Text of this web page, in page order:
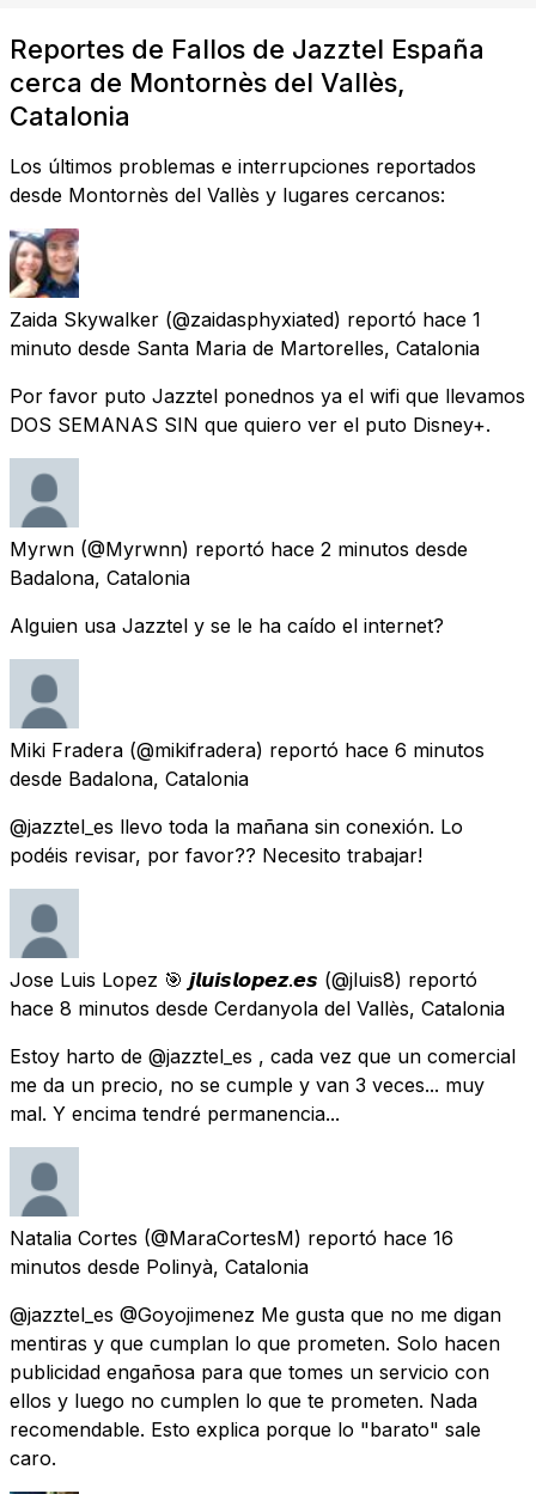
Reportes de Fallos de Jazztel España
cerca de Montornès del Vallès,
Catalonia
Los últimos problemas e interrupciones reportados
desde Montornès del Vallès y lugares cercanos:
Zaida Skywalker (@zaidasphyxiated) reportó hace 1
minuto desde Santa Maria de Martorelles, Catalonia
Por favor puto Jazztel ponednos ya el wifi que llevamos
DOS SEMANAS SIN que quiero ver el puto Disney+.
Myrwn (@Myrwnn) reportó hace 2 minutos desde
Badalona, Catalonia
Alguien usa Jazztel y se le ha caído el internet?
Miki Fradera (@mikifradera) reportó hace 6 minutos
desde Badalona, Catalonia
@jazztel_es llevo toda la mañana sin conexión. Lo
podéis revisar, por favor?? Necesito trabajar!
Jose Luis Lopez 🎯 𝙟𝙡𝙪𝙞𝙨𝙡𝙤𝙥𝙚𝙯.𝙚𝙨 (@jluis8) reportó
hace 8 minutos desde Cerdanyola del Vallès, Catalonia
Estoy harto de @jazztel_es , cada vez que un comercial
me da un precio, no se cumple y van 3 veces... muy
mal. Y encima tendré permanencia...
Natalia Cortes (@MaraCortesM) reportó hace 16
minutos desde Polinyà, Catalonia
@jazztel_es @Goyojimenez Me gusta que no me digan
mentiras y que cumplan lo que prometen. Solo hacen
publicidad engañosa para que tomes un servicio con
ellos y luego no cumplen lo que te prometen. Nada
recomendable. Esto explica porque lo "barato" sale
caro.